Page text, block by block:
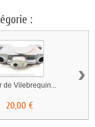
:
de Vilebrequin...
20,00 €
›